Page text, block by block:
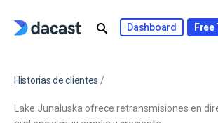
Dashboard Free
Historias de clientes /
Lake Junaluska ofrece retransmisiones en